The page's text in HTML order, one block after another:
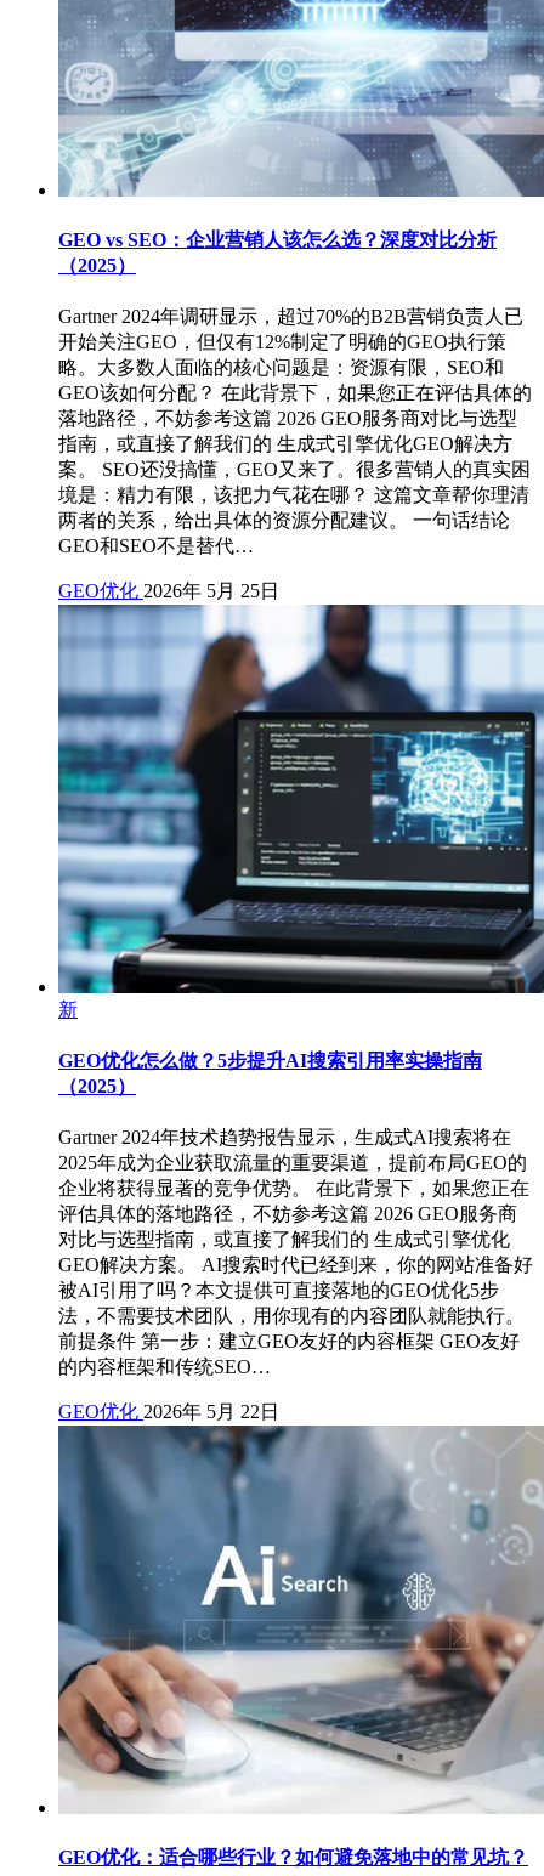
GEO vs SEO：企业营销人该怎么选？深度对比分析
（2025）
Gartner 2024年调研显示，超过70%的B2B营销负责人已
开始关注GEO，但仅有12%制定了明确的GEO执行策
略。大多数人面临的核心问题是：资源有限，SEO和
GEO该如何分配？ 在此背景下，如果您正在评估具体的
落地路径，不妨参考这篇 2026 GEO服务商对比与选型
指南，或直接了解我们的 生成式引擎优化GEO解决方
案。 SEO还没搞懂，GEO又来了。很多营销人的真实困
境是：精力有限，该把力气花在哪？ 这篇文章帮你理清
两者的关系，给出具体的资源分配建议。 一句话结论
GEO和SEO不是替代…
GEO优化 2026年 5月 25日
新
GEO优化怎么做？5步提升AI搜索引用率实操指南
（2025）
Gartner 2024年技术趋势报告显示，生成式AI搜索将在
2025年成为企业获取流量的重要渠道，提前布局GEO的
企业将获得显著的竞争优势。 在此背景下，如果您正在
评估具体的落地路径，不妨参考这篇 2026 GEO服务商
对比与选型指南，或直接了解我们的 生成式引擎优化
GEO解决方案。 AI搜索时代已经到来，你的网站准备好
被AI引用了吗？本文提供可直接落地的GEO优化5步
法，不需要技术团队，用你现有的内容团队就能执行。
前提条件 第一步：建立GEO友好的内容框架 GEO友好
的内容框架和传统SEO…
GEO优化 2026年 5月 22日
GEO优化：适合哪些行业？如何避免落地中的常见坑？